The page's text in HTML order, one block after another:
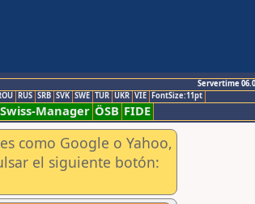
Servertime
RUS SRB SVK SWE TUR UKR VIE FontSize:11pt
Swiss-Manager ÖSB FIDE
como Google o Yahoo,
el siguiente botón: